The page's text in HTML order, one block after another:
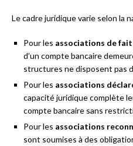
Le cadre juridique varie selon la
Pour les associations de fait
d’un compte bancaire
structures ne disposent pas
Pour les associations
capacité juridique complète
compte bancaire sans
Pour les associations
sont soumises à des